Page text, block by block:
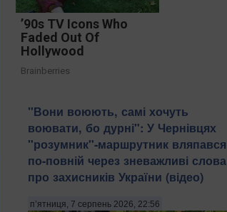
’90s TV Icons Who
Faded Out Of
Hollywood
Brainberries
​"Вони воюють, самі хочуть
воювати, бо дурні": У Чернівцях
"розумник"-маршрутник вляпався
по-повній через зневажливі слова
про захисників України (відео)
п’ятниця, 7 серпень 2026, 22:56